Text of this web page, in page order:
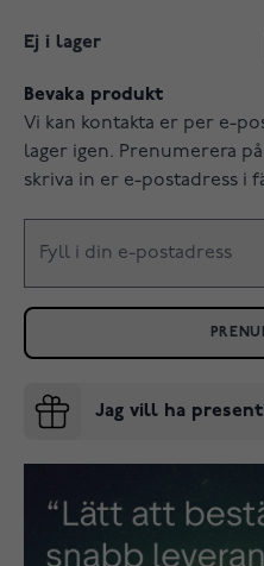
Ej i lager
Bevaka produkt
Vi kan kontakta er per e-
lager igen. Prenumerera
skriva in er e-postadress i
Jag vill ha